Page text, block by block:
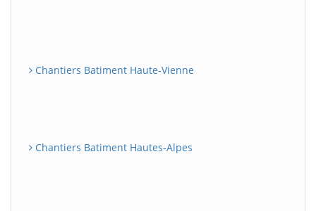
Chantiers Batiment Haute-Vienne
Chantiers Batiment Hautes-Alpes